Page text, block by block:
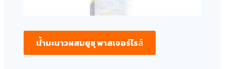
น้ำมะนาวผสมยูซุ พาสเจอร์ไรส์